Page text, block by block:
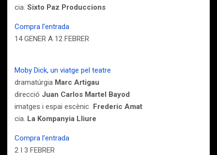
cia. Sixto Paz Produccions
Compra l’entrada
14 GENER A 12 FEBRER
Moby Dick, un viatge pel teatre
dramatúrgia Marc Artigau
direcció Juan Carlos Martel Bayod
imatges i espai escènic Frederic Amat
cia. La Kompanyia Lliure
Compra l’entrada
2 I 3 FEBRER